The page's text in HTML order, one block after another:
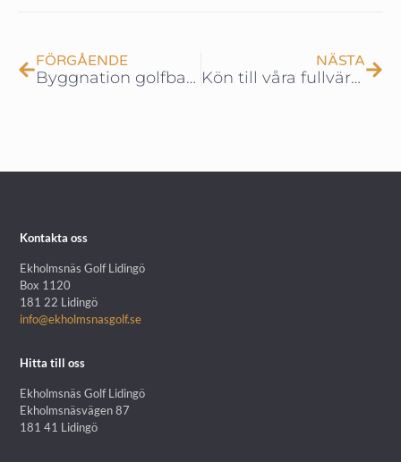
FÖRGÅENDE
Byggnation golfbanan – Del 5
NÄSTA
Kön till våra fullvärdiga medlemskap växer!
Kontakta oss
Ekholmsnäs Golf Lidingö
Box 1120
181 22 Lidingö
info@ekholmsnasgolf.se
Hitta till oss
Ekholmsnäs Golf Lidingö
Ekholmsnäsvägen 87
181 41 Lidingö